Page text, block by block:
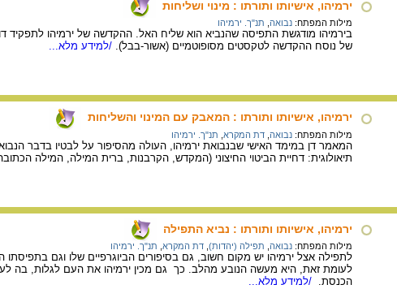
ירמיהו, אישיותו ותורתו : מינוי ושליחות
מילות המפתח: נבואה תנ"ך. ירמיהו
בירמיהו מודגשת התפיסה שהנביא הוא שליח האל. ההקדשה של ירמיהו לתפקיד
של נוסח ההקדשה לטקסטים מסופוטמיים (אשור-בבל). /למידע מלא...
ירמיהו, אישיותו ותורתו : המאבק עם המינוי והשליחות
מילות המפתח: נבואה דת המקרא תנ"ך. ירמיהו
המאמר דן במימד האישי שבנבואת ירמיהו, העולה מהסיפור על לבטיו בדבר
תיאולוגית: דחיית הביטוי החיצוני (המקדש, הקרבנות, ברית המילה, המילה
ירמיהו, אישיותו ותורתו : נביא התפילה
מילות המפתח: נבואה תפילה (יהדות) דת המקרא תנ"ך. ירמיהו
לתפילה אצל ירמיהו יש מקום חשוב, גם בסיפורים הביוגרפיים שלו וגם בתפיסתו
לעומת זאת, היא מעשה הנובע מהלב. כך גם מכין ירמיהו את העם לגלות, בה
הכנסת. /למידע מלא...